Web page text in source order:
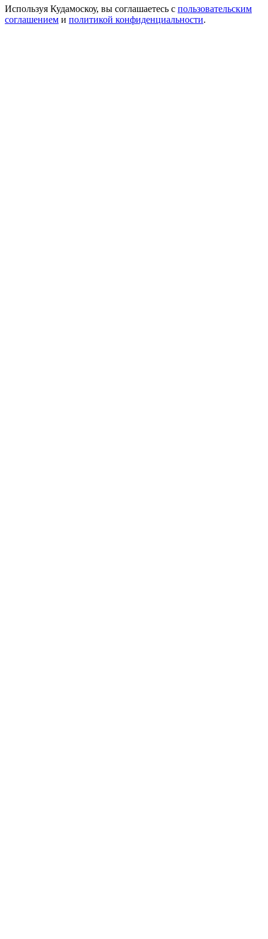
Используя Кудамоскоу, вы соглашаетесь с пользовательским
соглашением и политикой конфиденциальности.